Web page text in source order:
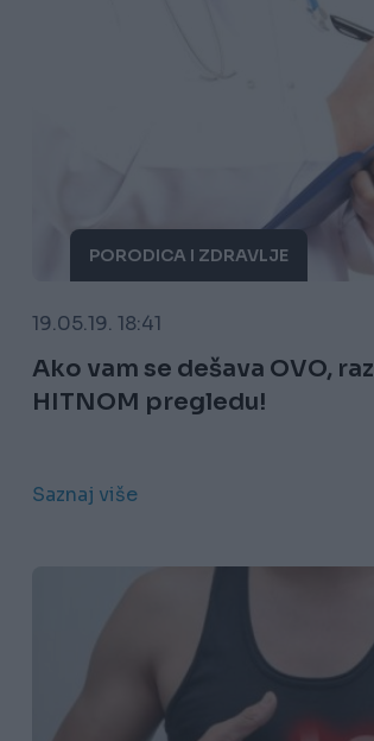
PORODICA I ZDRAVLJE
19.05.19. 18:41
Ako vam se dešava OVO,
HITNOM pregledu!
Saznaj više